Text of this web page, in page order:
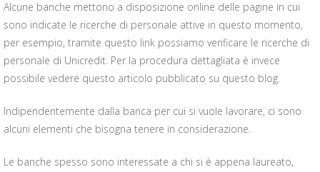
Alcune banche mettono a disposizione online delle pagine in cui
sono indicate le ricerche di personale attive in questo momento,
per esempio, tramite questo link possiamo verificare le ricerche di
personale di Unicredit. Per la procedura dettagliata è invece
possibile vedere questo articolo pubblicato su questo blog.
Indipendentemente dalla banca per cui si vuole lavorare, ci sono
alcuni elementi che bisogna tenere in considerazione.
Le banche spesso sono interessate a chi si è appena laureato,